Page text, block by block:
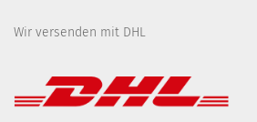
Wir versenden mit DHL